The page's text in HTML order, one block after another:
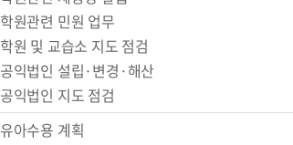
학원관련 민원 업무
학원 및 교습소 지도 점검
공익법인 설립·변경·해산
공익법인 지도 점검
유아수용 계획